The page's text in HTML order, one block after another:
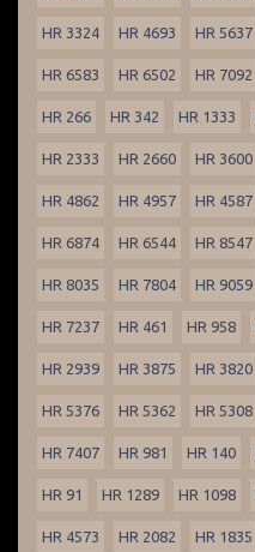
HR 3324 HR 4693 HR 5637
HR 6583 HR 6502 HR 7092
HR 266 HR 342 HR 1333
HR 2333 HR 2660 HR 3600
HR 4862 HR 4957 HR 4587
HR 6874 HR 6544 HR 8547
HR 8035 HR 7804 HR 9059
HR 7237 HR 461 HR 958
HR 2939 HR 3875 HR 3820
HR 5376 HR 5362 HR 5308
HR 7407 HR 981 HR 140
HR 91 HR 1289 HR 1098
HR 4573 HR 2082 HR 1835